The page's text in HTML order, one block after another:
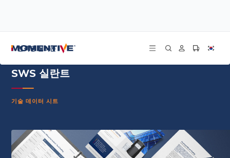
건축용 실리콘
SWS 실란트
기술 데이터 시트